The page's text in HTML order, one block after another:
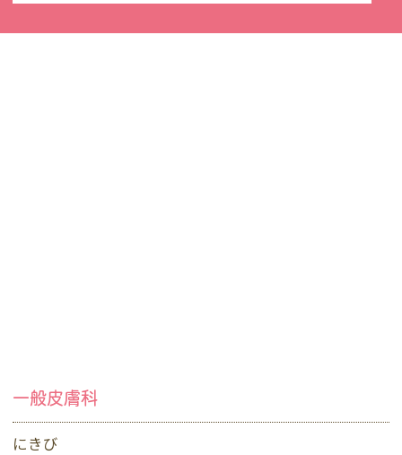
一般皮膚科
にきび